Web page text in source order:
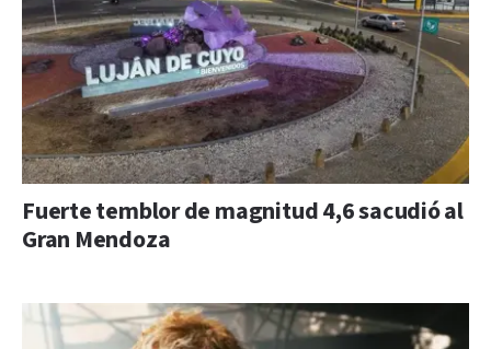
Fuerte temblor de magnitud 4,6 sacudió al
Gran Mendoza